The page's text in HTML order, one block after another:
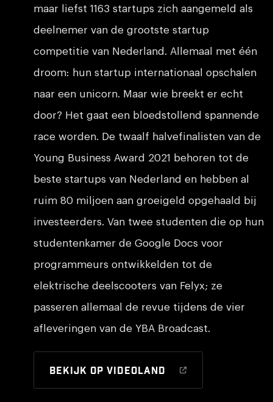
maar liefst 1163 startups zich aangemeld als
deelnemer van de grootste startup
competitie van Nederland. Allemaal met één
droom: hun startup internationaal opschalen
naar een unicorn. Maar wie breekt er echt
door? Het gaat een bloedstollend spannende
race worden. De twaalf halvefinalisten van de
Young Business Award 2021 behoren tot de
beste startups van Nederland en hebben al
ruim 80 miljoen aan groeigeld opgehaald bij
investeerders. Van twee studenten die op hun
studentenkamer de Google Docs voor
programmeurs ontwikkelden tot de
elektrische deelscooters van Felyx; ze
passeren allemaal de revue tijdens de vier
afleveringen van de YBA Broadcast.
Bekijk op Videoland